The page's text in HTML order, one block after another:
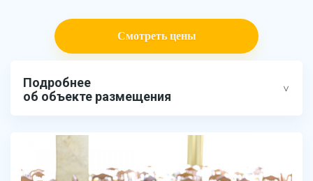
Смотреть цены
Подробнее
об объекте размещения